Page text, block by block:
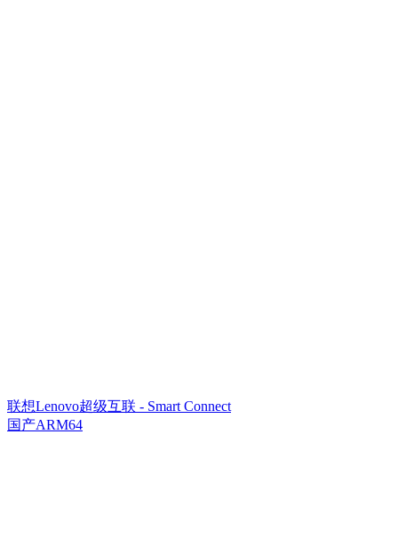
联想Lenovo超级互联 - Smart Connect
国产ARM64